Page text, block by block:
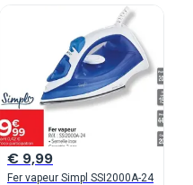
€ 9,99
Fer vapeur Simpl SSI2000A-24